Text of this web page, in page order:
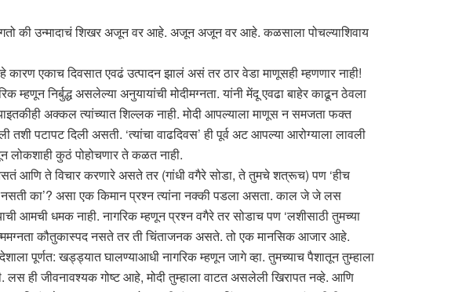
की उन्मादाचं शिखर अजून वर आहे. अजून अजून वर आहे. कळसाला पोचल्याशिवाय
कारण एकाच दिवसात एवढं उत्पादन झालं असं तर ठार वेडा माणूसही म्हणणार नाही!
म्हणून निर्बुद्ध असलेल्या अनुयायांची मोदीमग्नता. यांनी मेंदू एवढा बाहेर काढून ठेवला
अक्कल त्यांच्यात शिल्लक नाही. मोदी आपल्याला माणूस न समजता फक्त
पटापट दिली असती. ‘त्यांचा वाढदिवस’ ही पूर्व अट आपल्या आरोग्याला लावली
लोकशाही कुठं पोहोचणार ते कळत नाही.
आणि ते विचार करणारे असते तर (गांधी वगैरे सोडा, ते तुमचे शत्रूच) पण ‘हीच
नसती का’? असा एक किमान प्रश्न त्यांना नक्की पडला असता. काल जे जे लस
आमची धमक नाही. नागरिक म्हणून प्रश्न वगैरे तर सोडाच पण ‘लशीसाठी तुमच्या
कौतुकास्पद नसते तर ती चिंताजनक असते. तो एक मानसिक आजार आहे.
पूर्णत: खड्ड्यात घालण्याआधी नागरिक म्हणून जागे व्हा. तुमच्याच पैशातून तुम्हाला
लस ही जीवनावश्यक गोष्ट आहे, मोदी तुम्हाला वाटत असलेली खिरापत नव्हे. आणि